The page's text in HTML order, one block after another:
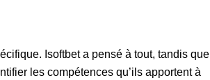
Isoftbet a pensé à tout, tandis que
les compétences qu’ils apportent à